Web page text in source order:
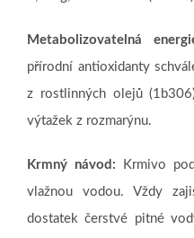
Metabolizovatelná
přírodní antioxidanty
z rostlinných olejů
výtažek z rozmarýnu.
Krmný návod:
Krmivo
vlažnou vodou. Vždy
dostatek čerstvé pitné